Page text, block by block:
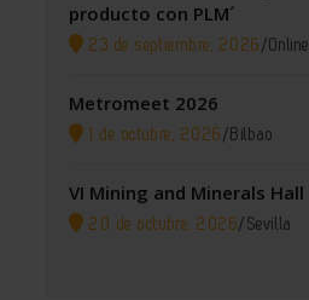
producto con PLM´
23 de septiembre, 2026 /Online
Metromeet 2026
1 de octubre, 2026 / Bilbao
VI Mining and Minerals Hall
20 de octubre, 2026/ Sevilla